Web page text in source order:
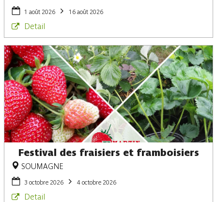
1 août 2026 16 août 2026
Detail
Festival des fraisiers et framboisiers
SOUMAGNE
3 octobre 2026 4 octobre 2026
Detail